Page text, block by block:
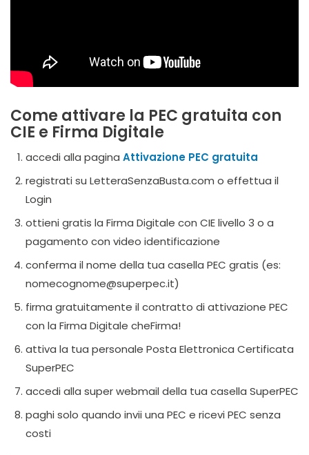
Come attivare la PEC gratuita con
CIE e Firma Digitale
accedi alla pagina Attivazione PEC gratuita
registrati su LetteraSenzaBusta.com o effettua il
Login
ottieni gratis la Firma Digitale con CIE livello 3 o a
pagamento con video identificazione
conferma il nome della tua casella PEC gratis (es:
nomecognome@superpec.it)
firma gratuitamente il contratto di attivazione PEC
con la Firma Digitale cheFirma!
attiva la tua personale Posta Elettronica Certificata
SuperPEC
accedi alla super webmail della tua casella SuperPEC
paghi solo quando invii una PEC e ricevi PEC senza
costi